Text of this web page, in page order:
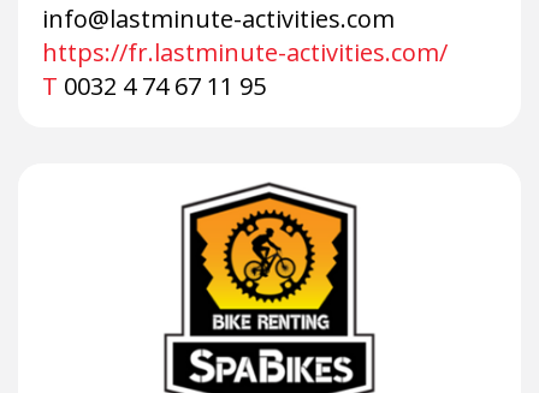
info@lastminute-activities.com
https://fr.lastminute-activities.com/
T 0032 4 74 67 11 95